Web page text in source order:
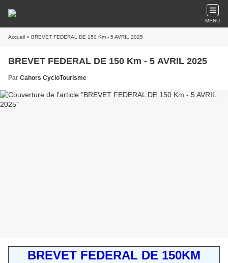
MENU
Accueil » BREVET FEDERAL DE 150 Km - 5 AVRIL 2025
BREVET FEDERAL DE 150 Km - 5 AVRIL 2025
Par Cahors CycloTourisme
BREVET FEDERAL DE 150KM